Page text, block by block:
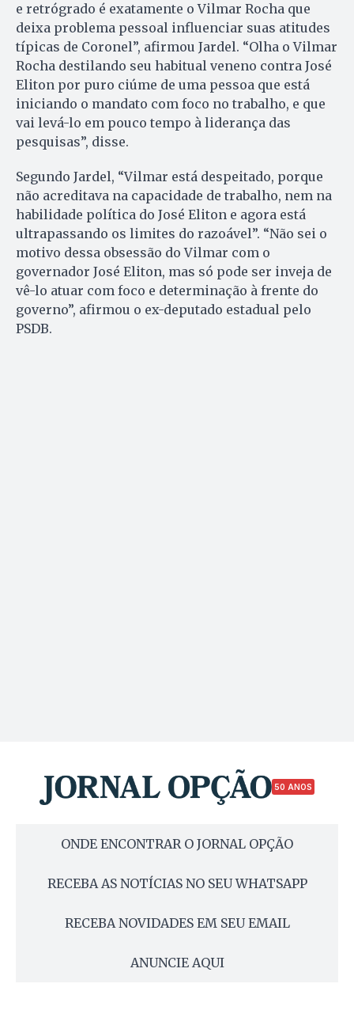
e retrógrado é exatamente o Vilmar Rocha que
deixa problema pessoal influenciar suas atitudes
típicas de Coronel”, afirmou Jardel. “Olha o Vilmar
Rocha destilando seu habitual veneno contra José
Eliton por puro ciúme de uma pessoa que está
iniciando o mandato com foco no trabalho, e que
vai levá-lo em pouco tempo à liderança das
pesquisas”, disse.
Segundo Jardel, “Vilmar está despeitado, porque
não acreditava na capacidade de trabalho, nem na
habilidade política do José Eliton e agora está
ultrapassando os limites do razoável”. “Não sei o
motivo dessa obsessão do Vilmar com o
governador José Eliton, mas só pode ser inveja de
vê-lo atuar com foco e determinação à frente do
governo”, afirmou o ex-deputado estadual pelo
PSDB.
50 ANOS
ONDE ENCONTRAR O JORNAL OPÇÃO
RECEBA AS NOTÍCIAS NO SEU WHATSAPP
RECEBA NOVIDADES EM SEU EMAIL
ANUNCIE AQUI